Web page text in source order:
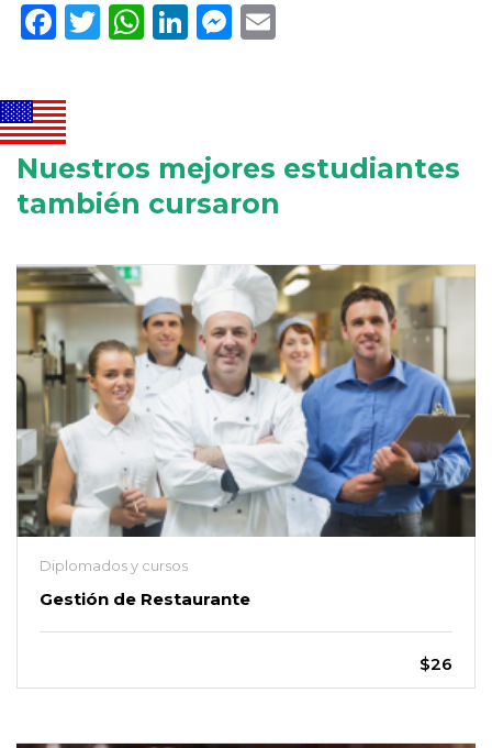
Facebook
Twitter
WhatsApp
LinkedIn
Messenger
Nuestros mejores estudiantes
también cursaron
Diplomados y cursos
Gestión de Restaurante
$26